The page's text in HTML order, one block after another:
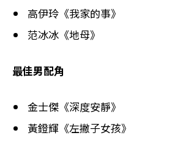
高伊玲《我家的事》
范冰冰《地母》
最佳男配角
金士傑《深度安靜》
黃鐙輝《左撇子女孩》